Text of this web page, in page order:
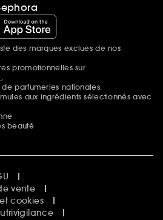
des marques exclues de nos
promotionnelles sur
parfumeries nationales.
aux ingrédients sélectionnés avec
beauté
vente
cookies